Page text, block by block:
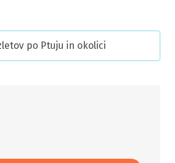
po Ptuju in okolici